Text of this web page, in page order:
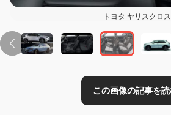
トヨタ ヤリスクロス
この画像の記事を読む